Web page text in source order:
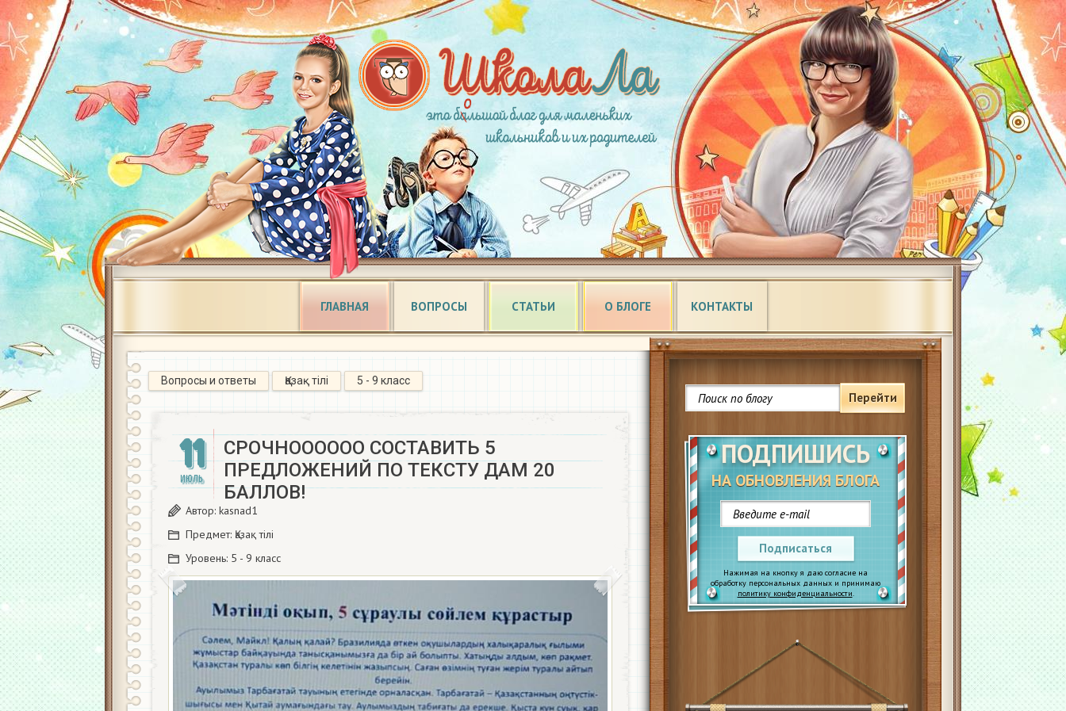
ГЛАВНАЯ ВОПРОСЫ СТАТЬИ О БЛОГЕ КОНТАКТЫ
Перейти
ПОДПИШИСЬ
НА ОБНОВЛЕНИЯ БЛОГА
Подписаться
Нажимая на кнопку я даю согласие на
обработку персональных данных и принимаю
политику конфиденциальности.
Вопросы и ответы Қазақ тiлi 5 - 9 класс
11
ИЮЛЬ
СРОЧНОООООО СОСТАВИТЬ 5
ПРЕДЛОЖЕНИЙ ПО ТЕКСТУ ДАМ 20
БАЛЛОВ!​
Автор: kasnad1
Предмет: Қазақ тiлi
Уровень: 5 - 9 класс